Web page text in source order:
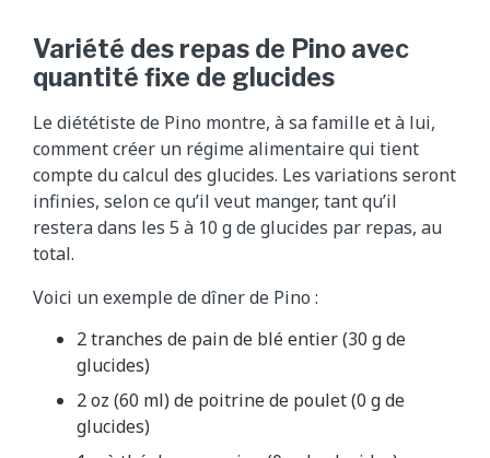
Variété des repas de Pino avec
quantité fixe de glucides
Le diététiste de Pino montre, à sa famille et à lui,
comment créer un régime alimentaire qui tient
compte du calcul des glucides. Les variations seront
infinies, selon ce qu’il veut manger, tant qu’il
restera dans les 5 à 10 g de glucides par repas, au
total.
Voici un exemple de dîner de Pino :
2 tranches de pain de blé entier (30 g de
glucides)
2 oz (60 ml) de poitrine de poulet (0 g de
glucides)